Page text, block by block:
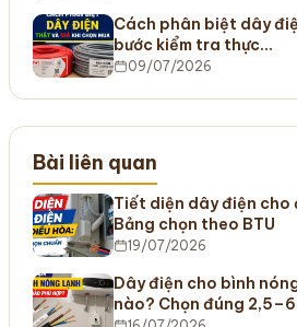
Cách phân biệt dây
bước kiểm tra thực…
09/07/2026
Bài liên quan
Tiết diện dây điện cho
Bảng chọn theo BTU
19/07/2026
Dây điện cho bình
nào? Chọn đúng 2,5–6